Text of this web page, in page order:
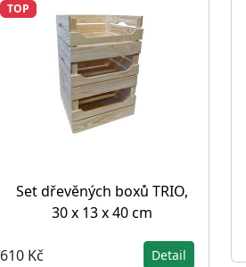
TOP
Set dřevěných boxů TRIO,
30 x 13 x 40 cm
610 Kč Detail